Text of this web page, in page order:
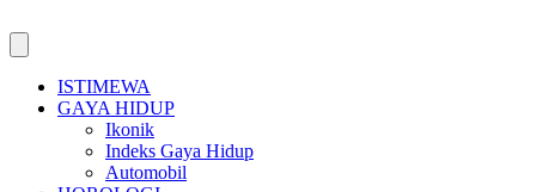
ISTIMEWA
GAYA HIDUP
Ikonik
Indeks Gaya Hidup
Automobil